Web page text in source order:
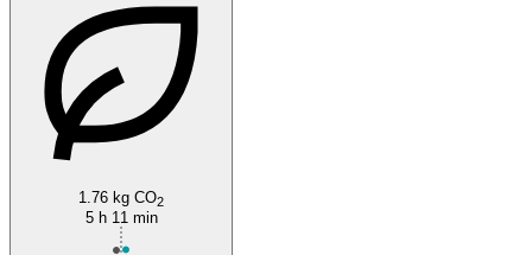
1.76 kg CO2
5 h 11 min